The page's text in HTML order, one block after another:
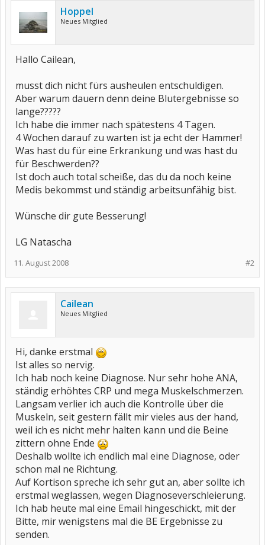
Hoppel
Neues Mitglied
Hallo Cailean,
musst dich nicht fürs ausheulen entschuldigen.
Aber warum dauern denn deine Blutergebnisse so
lange?????
Ich habe die immer nach spätestens 4 Tagen.
4 Wochen darauf zu warten ist ja echt der Hammer!
Was hast du für eine Erkrankung und was hast du
für Beschwerden??
Ist doch auch total scheiße, das du da noch keine
Medis bekommst und ständig arbeitsunfähig bist.
Wünsche dir gute Besserung!
LG Natascha
#2
11. August 2008
Cailean
Neues Mitglied
Hi, danke erstmal
Ist alles so nervig.
Ich hab noch keine Diagnose. Nur sehr hohe ANA,
ständig erhöhtes CRP und mega Muskelschmerzen.
Langsam verlier ich auch die Kontrolle über die
Muskeln, seit gestern fällt mir vieles aus der hand,
weil ich es nicht mehr halten kann und die Beine
zittern ohne Ende
Deshalb wollte ich endlich mal eine Diagnose, oder
schon mal ne Richtung.
Auf Kortison spreche ich sehr gut an, aber sollte ich
erstmal weglassen, wegen Diagnoseverschleierung.
Ich hab heute mal eine Email hingeschickt, mit der
Bitte, mir wenigstens mal die BE Ergebnisse zu
senden.